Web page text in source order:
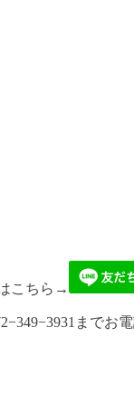
こちら→
までお